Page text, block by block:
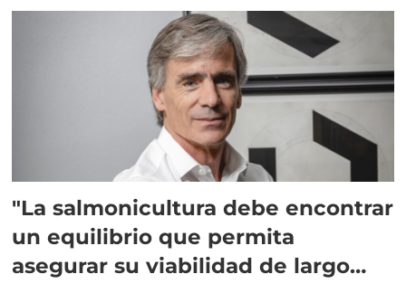
"La salmonicultura debe encontrar
un equilibrio que permita
asegurar su viabilidad de largo